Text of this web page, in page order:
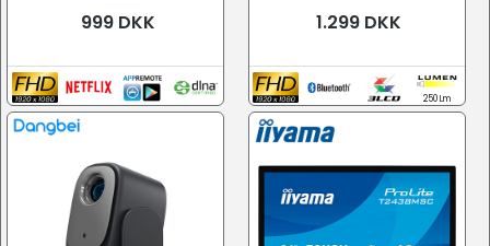
999 DKK 1.299 DKK
250 Lm